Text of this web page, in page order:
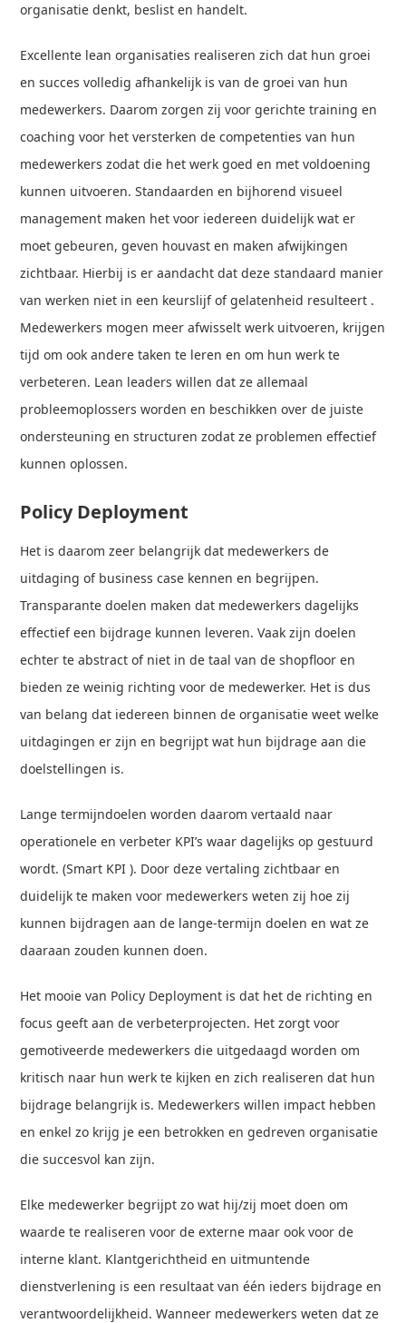
organisatie denkt, beslist en handelt.
Excellente lean organisaties realiseren zich dat hun groei
en succes volledig afhankelijk is van de groei van hun
medewerkers. Daarom zorgen zij voor gerichte training en
coaching voor het versterken de competenties van hun
medewerkers zodat die het werk goed en met voldoening
kunnen uitvoeren. Standaarden en bijhorend visueel
management maken het voor iedereen duidelijk wat er
moet gebeuren, geven houvast en maken afwijkingen
zichtbaar. Hierbij is er aandacht dat deze standaard manier
van werken niet in een keurslijf of gelatenheid resulteert .
Medewerkers mogen meer afwisselt werk uitvoeren, krijgen
tijd om ook andere taken te leren en om hun werk te
verbeteren. Lean leaders willen dat ze allemaal
probleemoplossers worden en beschikken over de juiste
ondersteuning en structuren zodat ze problemen effectief
kunnen oplossen.
Policy Deployment
Het is daarom zeer belangrijk dat medewerkers de
uitdaging of business case kennen en begrijpen.
Transparante doelen maken dat medewerkers dagelijks
effectief een bijdrage kunnen leveren. Vaak zijn doelen
echter te abstract of niet in de taal van de shopfloor en
bieden ze weinig richting voor de medewerker. Het is dus
van belang dat iedereen binnen de organisatie weet welke
uitdagingen er zijn en begrijpt wat hun bijdrage aan die
doelstellingen is.
Lange termijndoelen worden daarom vertaald naar
operationele en verbeter KPI’s waar dagelijks op gestuurd
wordt. (Smart KPI ). Door deze vertaling zichtbaar en
duidelijk te maken voor medewerkers weten zij hoe zij
kunnen bijdragen aan de lange-termijn doelen en wat ze
daaraan zouden kunnen doen.
Het mooie van Policy Deployment is dat het de richting en
focus geeft aan de verbeterprojecten. Het zorgt voor
gemotiveerde medewerkers die uitgedaagd worden om
kritisch naar hun werk te kijken en zich realiseren dat hun
bijdrage belangrijk is. Medewerkers willen impact hebben
en enkel zo krijg je een betrokken en gedreven organisatie
die succesvol kan zijn.
Elke medewerker begrijpt zo wat hij/zij moet doen om
waarde te realiseren voor de externe maar ook voor de
interne klant. Klantgerichtheid en uitmuntende
dienstverlening is een resultaat van één ieders bijdrage en
verantwoordelijkheid. Wanneer medewerkers weten dat ze